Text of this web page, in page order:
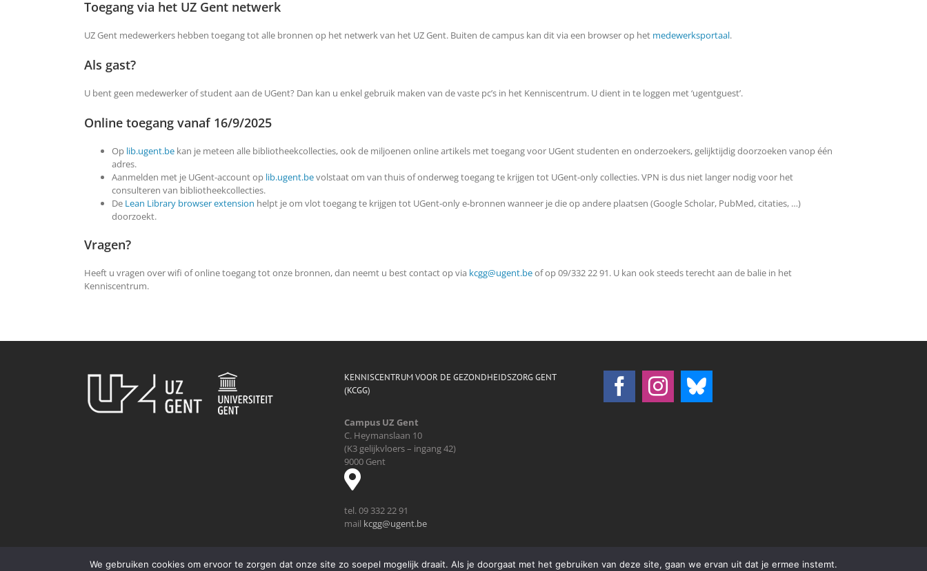
Toegang via het UZ Gent netwerk
UZ Gent medewerkers hebben toegang tot alle bronnen op het netwerk van het UZ Gent. Buiten de campus kan dit via een browser op het medewerksportaal.
Als gast?
U bent geen medewerker of student aan de UGent? Dan kan u enkel gebruik maken van de vaste pc’s in het Kenniscentrum. U dient in te loggen met ‘ugentguest’.
Online toegang vanaf 16/9/2025
Op lib.ugent.bekan je meteen alle bibliotheekcollecties, ook de miljoenen online artikels met toegang voor UGentstudenten en onderzoekers, gelijktijdig doorzoeken vanop één
adres.
Aanmelden met je UGent-account op lib.ugent.bevolstaat om van thuis of onderweg toegang te krijgen tot UGent-onlycollecties. VPN is dus niet langer nodig voor het
consulteren van bibliotheekcollecties.
De Lean Library browser extension helpt je om vlot toegang te krijgen tot UGent-onlye-bronnen wanneer je die op andere plaatsen (GoogleScholar, PubMed, citaties, …)
doorzoekt.
Vragen?
Heeft u vragen over wifi of online toegang tot onze bronnen, dan neemt u best contact op via kcgg@ugent.beof op 09/332 22 91. U kan ook steeds terecht aan de balie in het
Kenniscentrum.
KENNISCENTRUM VOOR DE GEZONDHEIDSZORG GENT
(KCGG)
Campus UZ Gent
C. Heymanslaan 10
(K3 gelijkvloers – ingang 42)
9000 Gent
tel. 09 332 22 91
mail kcgg@ugent.be
We gebruiken cookies om ervoor te zorgen dat onze site zo soepel mogelijk draait. Als je doorgaat met het gebruiken van deze site, gaan we ervan uit dat je ermee instemt.